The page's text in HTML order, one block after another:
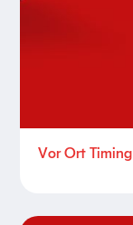
Vor Ort Timing